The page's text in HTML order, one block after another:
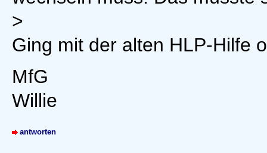
>
Ging mit der alten HLP-Hilfe
MfG
Willie
antworten